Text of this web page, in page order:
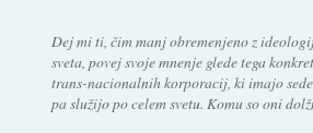
Dej mi ti, čim manj obremenjeno z
sveta, povej svoje mnenje glede tega
trans-nacionalnih korporacij, ki imajo
pa služijo po celem svetu. Komu so oni